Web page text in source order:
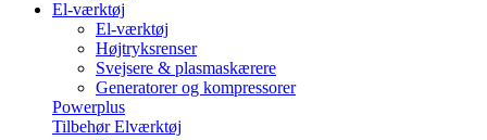
El-værktøj
El-værktøj
Højtryksrenser
Svejsere & plasmaskærere
Generatorer og kompressorer
Powerplus
Tilbehør Elværktøj